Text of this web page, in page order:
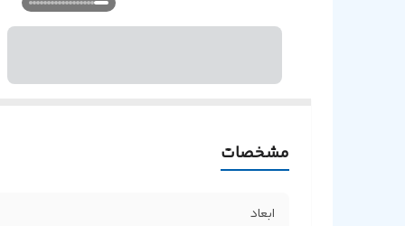
مشخصات
ابعاد